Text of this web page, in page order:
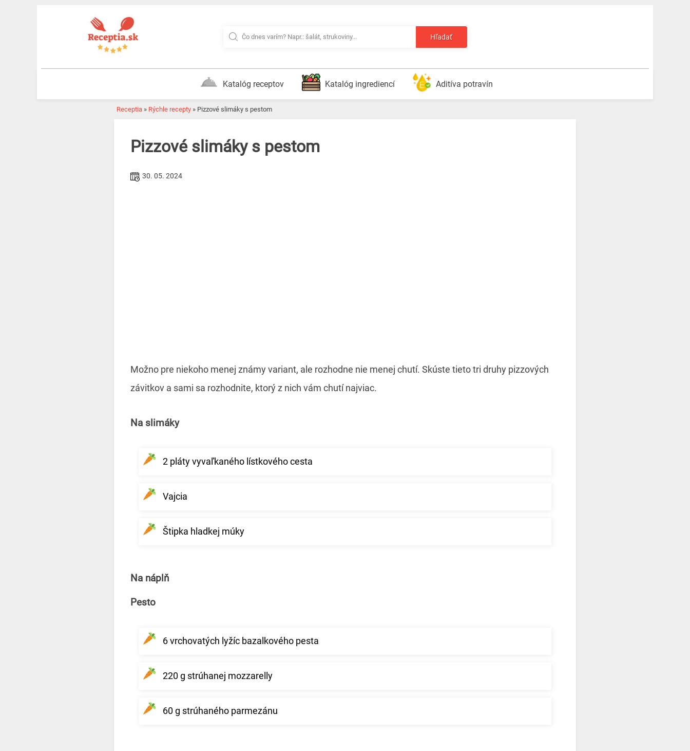
Hľadať
Katalóg receptov Katalóg ingrediencí Aditíva potravín
Receptia » Rýchle recepty » Pizzové slimáky s pestom
Pizzové slimáky s pestom
30. 05. 2024
Možno pre niekoho menej známy variant, ale rozhodne nie menej chutí. Skúste tieto tri druhy pizzových
závitkov a sami sa rozhodnite, ktorý z nich vám chutí najviac.
Na slimáky
2 pláty vyvaľkaného lístkového cesta
Vajcia
Štipka hladkej múky
Na náplň
Pesto
6 vrchovatých lyžíc bazalkového pesta
220 g strúhanej mozzarelly
60 g strúhaného parmezánu